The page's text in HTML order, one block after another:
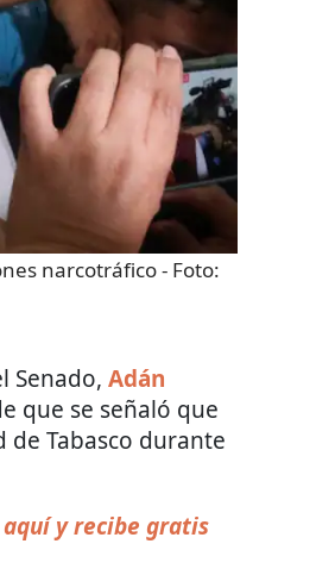
narcotráfico- Foto:
Senado, Adán
que se señaló que
de Tabasco durante
y recibe gratis